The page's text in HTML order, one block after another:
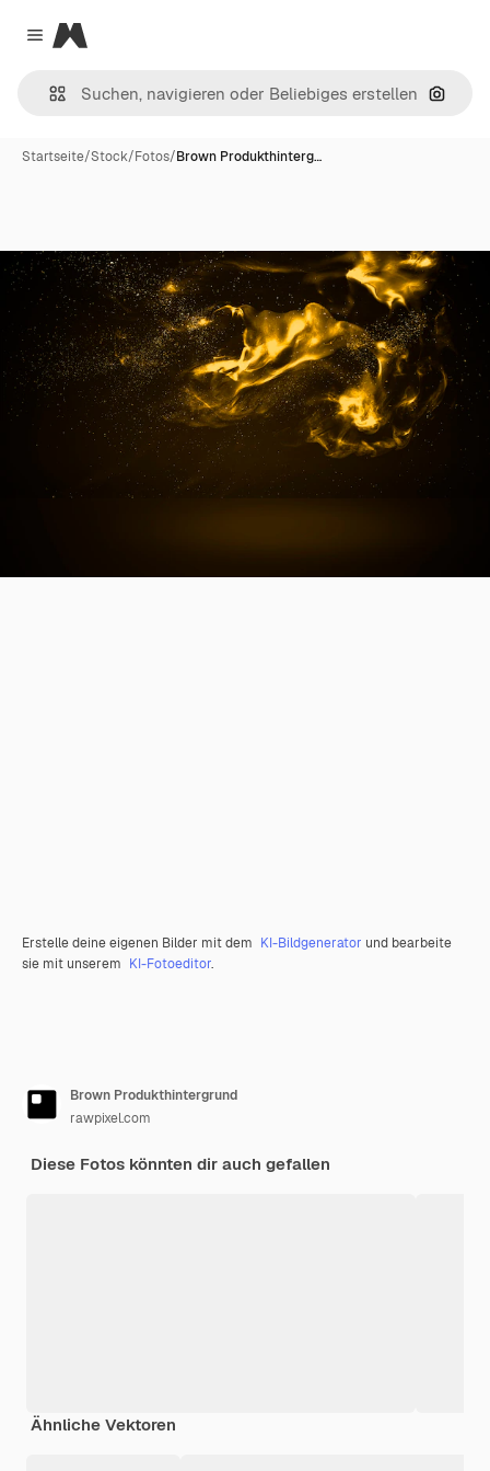
Close menu
Magnific
Nach
Startseite/Stock/Fotos/Brown Produkthinterg…
Erstelle deine eigenen Bilder mit dem KI-Bildgenerator und bearbeite
sie mit unserem KI-Fotoeditor.
Brown Produkthintergrund
rawpixel.com
Diese Fotos könnten dir auch gefallen
Ähnliche Vektoren